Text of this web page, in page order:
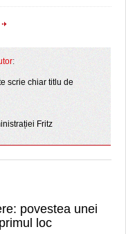
:
scrie chiar titlu de
Fritz
povestea unei
loc